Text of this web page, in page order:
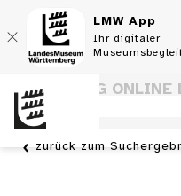
LMW App
Ihr digitaler
SAMMLUNG ONLINE
WÜRTTEMBERG
zurück zum